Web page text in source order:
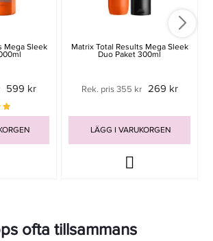
Mega Sleek
599 kr
Matrix Total Results Mega Sleek
Duo Paket 300ml
Rek. pris 355 kr 269 kr
LÄGG I VARUKORGEN
ofta tillsammans